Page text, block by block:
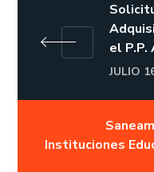
el P.P.
JULIO
Instituciones